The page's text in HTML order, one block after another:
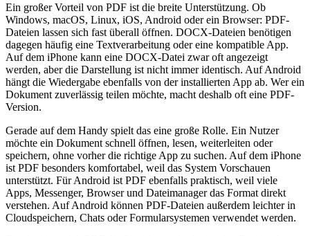
Ein großer Vorteil von PDF ist die breite Unterstützung. Ob
Windows, macOS, Linux, iOS, Android oder ein Browser: PDF-
Dateien lassen sich fast überall öffnen. DOCX-Dateien benötigen
dagegen häufig eine Textverarbeitung oder eine kompatible App.
Auf dem iPhone kann eine DOCX-Datei zwar oft angezeigt
werden, aber die Darstellung ist nicht immer identisch. Auf Android
hängt die Wiedergabe ebenfalls von der installierten App ab. Wer ein
Dokument zuverlässig teilen möchte, macht deshalb oft eine PDF-
Version.
Gerade auf dem Handy spielt das eine große Rolle. Ein Nutzer
möchte ein Dokument schnell öffnen, lesen, weiterleiten oder
speichern, ohne vorher die richtige App zu suchen. Auf dem iPhone
ist PDF besonders komfortabel, weil das System Vorschauen
unterstützt. Für Android ist PDF ebenfalls praktisch, weil viele
Apps, Messenger, Browser und Dateimanager das Format direkt
verstehen. Auf Android können PDF-Dateien außerdem leichter in
Cloudspeichern, Chats oder Formularsystemen verwendet werden.